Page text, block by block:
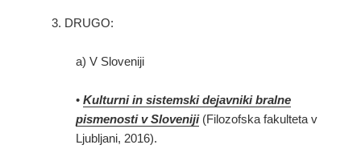
3. DRUGO:
a) V Sloveniji
•Kulturni in sistemski dejavniki bralne
pismenosti v Sloveniji(Filozofska fakulteta v
Ljubljani, 2016).